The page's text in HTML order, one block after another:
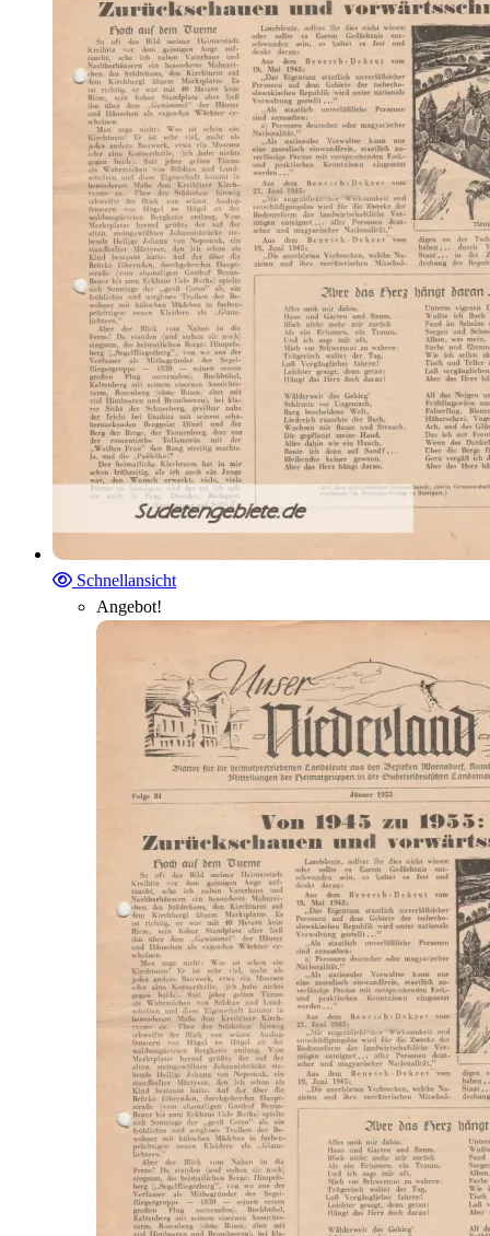
Schnellansicht
Angebot!